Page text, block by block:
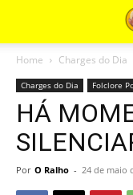
Home Charges do Dia
Charges do Dia Folclore
HÁ
Por O Ralho - 24 de maio